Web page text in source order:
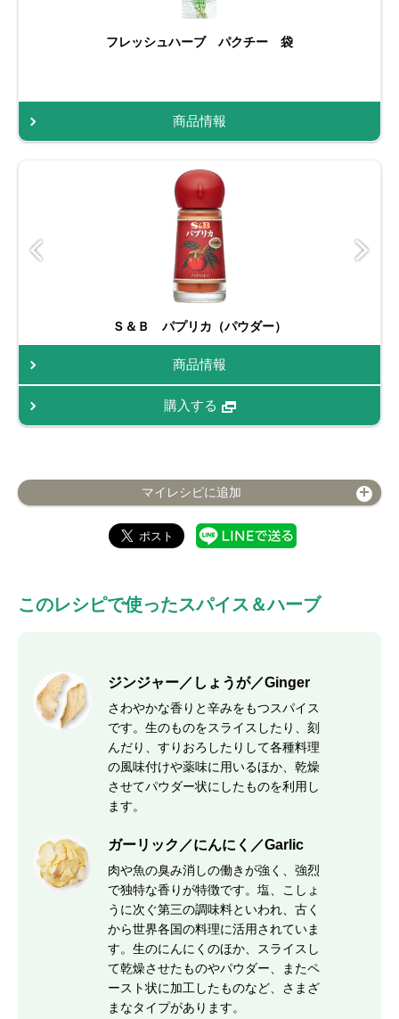
フレッシュハーブ パクチー 袋
商品情報
Ｓ＆Ｂ パプリカ（パウダー）
商品情報
購入する
マイレシピに追加
このレシピで使ったスパイス＆ハーブ
ジンジャー／しょうが／Ginger
さわやかな香りと辛みをもつスパイス
です。生のものをスライスしたり、刻
んだり、すりおろしたりして各種料理
の風味付けや薬味に用いるほか、乾燥
させてパウダー状にしたものを利用し
ます。
ガーリック／にんにく／Garlic
肉や魚の臭み消しの働きが強く、強烈
で独特な香りが特徴です。塩、こしょ
うに次ぐ第三の調味料といわれ、古く
から世界各国の料理に活用されていま
す。生のにんにくのほか、スライスし
て乾燥させたものやパウダー、またペ
ースト状に加工したものなど、さまざ
まなタイプがあります。